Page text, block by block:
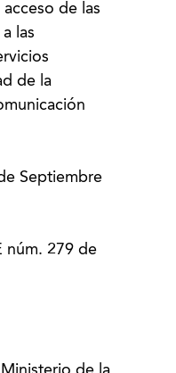
de las
las
de la
Septiembre
núm. 279 de